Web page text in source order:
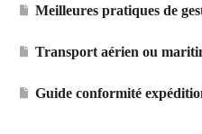
Meilleures pratiques de
Transport aérien ou
Guide conformité